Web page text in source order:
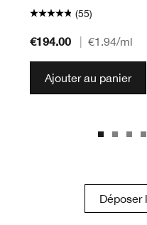
(55)
€194.00 €1.94/ml
Ajouter au panier
Déposer